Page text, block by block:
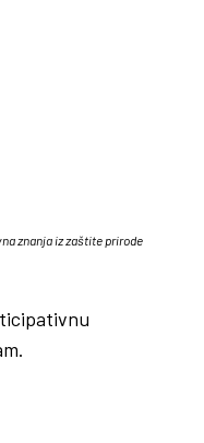
znanja iz zaštite prirode